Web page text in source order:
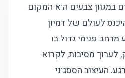
במגוון צבעים הוא המקום
לעולם של דמיון
פנימי גדול בו
לערוך מסיבות, לקרוא
העיצוב הססגוני